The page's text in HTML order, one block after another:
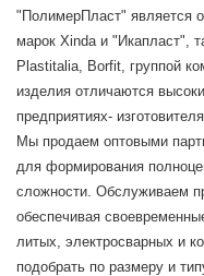
"ПолимерПласт" является
марок Xinda и "Икапласт",
Plastitalia, Borfit, группой
изделия отличаются
предприятиях-
Мы продаем оптовыми
для формирования
сложности. Обслуживаем
обеспечивая
литых, электросварных и
подобрать по размеру и